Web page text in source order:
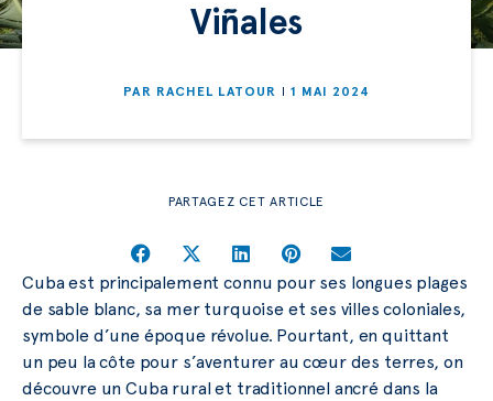
Viñales
PAR RACHEL LATOUR 1 MAI 2024
PARTAGEZ CET ARTICLE
Cuba est principalement connu pour ses longues plages
de sable blanc, sa mer turquoise et ses villes coloniales,
symbole d’une époque révolue. Pourtant, en quittant
un peu la côte pour s’aventurer au cœur des terres, on
découvre un Cuba rural et traditionnel ancré dans la